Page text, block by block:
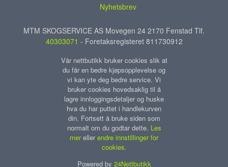
Nyhetsbrev
MTM SKOGSERVICE AS Movegen 24 2170 Fenstad Tlf.
40303071 - Foretaksregisteret 811730912
Vår nettbutikk bruker cookies slik at
du får en bedre kjøpsopplevelse og
vi kan yte deg bedre service. Vi
bruker cookies hovedsaklig til å
lagre innloggingsdetaljer og huske
hva du har puttet i handlekurven
din. Fortsett å bruke siden som
normalt om du godtar dette. Les
mer eller endre innstillinger for
cookies.
Powered by 24Nettbutikk